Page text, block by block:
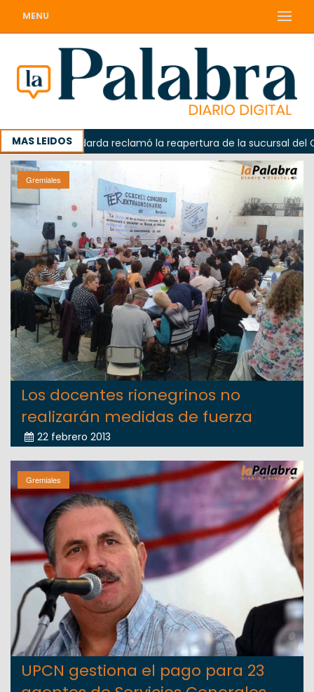
MENU
MAS LEIDOSOdarda reclamó la reapertura de la sucursal del
Gremiales
Los docentes rionegrinos no
realizarán medidas de fuerza
22 febrero 2013
Gremiales
UPCN gestiona el pago para 23